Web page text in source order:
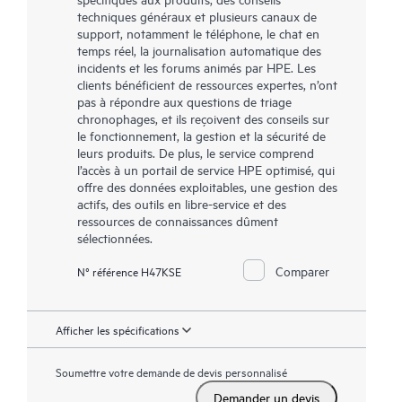
techniques généraux et plusieurs canaux de
support, notamment le téléphone, le chat en
temps réel, la journalisation automatique des
incidents et les forums animés par HPE. Les
clients bénéficient de ressources expertes, n’ont
pas à répondre aux questions de triage
chronophages, et ils reçoivent des conseils sur
le fonctionnement, la gestion et la sécurité de
leurs produits. De plus, le service comprend
l’accès à un portail de service HPE optimisé, qui
offre des données exploitables, une gestion des
actifs, des outils en libre-service et des
ressources de connaissances dûment
sélectionnées.
N° référence H47KSE Comparer
Afficher les spécifications
Soumettre votre demande de devis personnalisé
Demander un devis